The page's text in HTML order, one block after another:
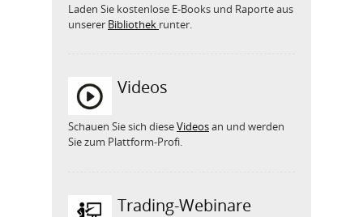
Laden Sie kostenlose E-Books und Raporte aus
unserer Bibliothek runter.
Videos
Schauen Sie sich dieseVideosan und werden
Sie zum Plattform-Profi.
Trading-Webinare